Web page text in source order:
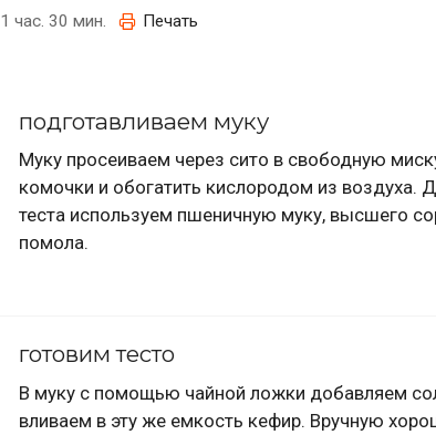
1 час. 30 мин. Печать
подготавливаем муку
Муку просеиваем через сито в свободную
комочки и обогатить кислородом из воздуха.
теста используем пшеничную муку, высшего
помола.
готовим тесто
В муку с помощью чайной ложки добавляем
вливаем в эту же емкость кефир. Вручную